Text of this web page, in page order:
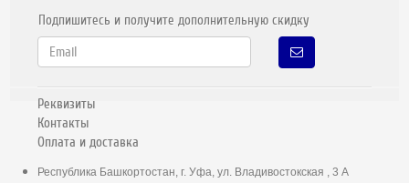
Подпишитесь и получите дополнительную скидку
Реквизиты
Контакты
Оплата и доставка
Республика Башкортостан, г. Уфа, ул. Владивостокская , 3 А